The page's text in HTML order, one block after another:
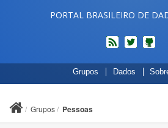
PORTAL BRASILEIRO DE
feed twitter
fonte
de
Grupos Dados
Grupos Pessoas